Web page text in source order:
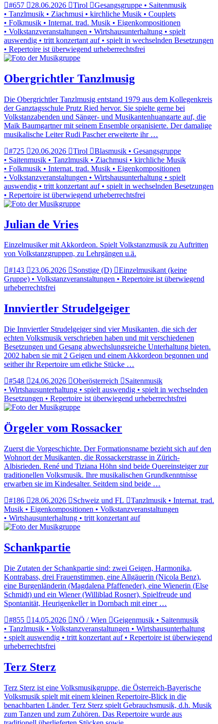
#657
28.06.2026 Tirol
Gesangsgruppe • Saitenmusik
• Tanzlmusik • Ziachmusi • kirchliche Musik • Couplets
• Folkmusik • Internat. trad. Musik • Eigenkompositionen
• Volkstanzveranstaltungen • Wirtshausunterhaltung • spielt
auswendig • tritt konzertant auf • spielt in wechselnden Besetzungen
• Repertoire ist überwiegend urheberrechtsfrei
Obergrichtler Tanzlmusig
Die Obergrichtler Tanzlmusig entstand 1979 aus dem Kollegenkreis
der Ganztagsschule Prutz Ried hervor. Sie spielte gerne bei
Volkstanzabenden und Sänger- und Musikantenhuangarte auf, die
Maik Baumgartner mit seinem Ensemble organisierte. Der damalige
musikalische Leiter Rudi Pascher erweiterte ihr …
#725
20.06.2026 Tirol
Blasmusik • Gesangsgruppe
• Saitenmusik • Tanzlmusik • Ziachmusi • kirchliche Musik
• Folkmusik • Internat. trad. Musik • Eigenkompositionen
• Volkstanzveranstaltungen • Wirtshausunterhaltung • spielt
auswendig • tritt konzertant auf • spielt in wechselnden Besetzungen
• Repertoire ist überwiegend urheberrechtsfrei
Julian de Vries
Einzelmusiker mit Akkordeon. Spielt Volkstanzmusik zu Auftritten
von Volkstanzgruppen, zu Lehrgängen u.ä.
#143
23.06.2026 Sonstige (D)
Einzelmusikant (keine
Gruppe) • Volkstanzveranstaltungen • Repertoire ist überwiegend
urheberrechtsfrei
Innviertler Strudelgeiger
Die Innviertler Strudelgeiger sind vier Musikanten, die sich der
echten Volksmusik verschrieben haben und mit verschiedenen
Besetzungen und Gesang abwechslungsreiche Unterhaltung bieten.
2002 haben sie mit 2 Geigen und einem Akkordeon begonnen und
seither ihr Repertoire um etliche Stücke …
#548
24.06.2026 Oberösterreich
Saitenmusik
• Wirtshausunterhaltung • spielt auswendig • spielt in wechselnden
Besetzungen • Repertoire ist überwiegend urheberrechtsfrei
Örgeler vom Rossacker
Zuerst die Vorgeschichte. Der Formationsname bezieht sich auf den
Wohnort der Musikanten, die Rossackerstrasse in Zürich-
Albisrieden. René und Tiziana Höhn sind beide Quereinsteiger zur
traditionellen Volksmusik. Ihre musikalischen Grundkenntnisse
erwarben sie im Kindesalter. Seitdem sind beide …
#186
28.06.2026 Schweiz und FL
Tanzlmusik • Internat. trad.
Musik • Eigenkompositionen • Volkstanzveranstaltungen
• Wirtshausunterhaltung • tritt konzertant auf
Schankpartie
Die Zutaten der Schankpartie sind: zwei Geigen, Harmonika,
Kontrabass, drei Frauenstimmen, eine Allgäuerin (Nicola Benz),
eine Burgenländerin (Magdalena Pfaffeneder), eine Wienerin (Else
Schmidt) und ein Wiener (Williblad Rosner), Spielfreude und
Spontanität, Heurigenkeller in Dornbach mit einer …
#855
14.05.2026 NÖ / Wien
Geigenmusik • Saitenmusik
• Tanzlmusik • Volkstanzveranstaltungen • Wirtshausunterhaltung
• spielt auswendig • tritt konzertant auf • Repertoire ist überwiegend
urheberrechtsfrei
Terz Sterz
Terz Sterz ist eine Volksmusikgruppe, die Österreich-Bayerische
Volksmusik spielt mit einem kleinen Repertoire-Blick in die
benachbarten Länder. Terz Sterz spielt Gebrauchsmusik, d.h. Musik
zum Tanzen und zum Zuhören. Das Repertoire wurde aus